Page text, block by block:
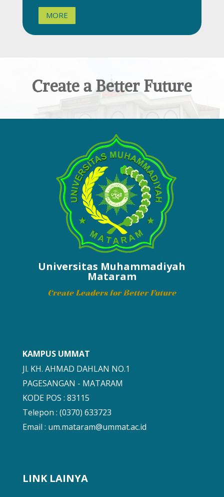
MORE
Create a Better Future
Universitas Muhammadiyah
Mataram
Create Leaders for Better Future
KAMPUS UMMAT
Jl. KH. AHMAD DAHLAN NO.1
PAGESANGAN - MATARAM
KODE POS : 83115
Telepon : (0370) 633723
Email : um.mataram@ummat.ac.id
LINK LAINYA